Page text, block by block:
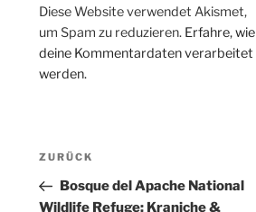
Diese Website verwendet Akismet,
um Spam zu reduzieren. Erfahre, wie
deine Kommentardaten verarbeitet
werden.
Beitragsnavigation
Vorheriger
Beitrag
ZURÜCK
Bosque del Apache National
Wildlife Refuge: Kraniche &